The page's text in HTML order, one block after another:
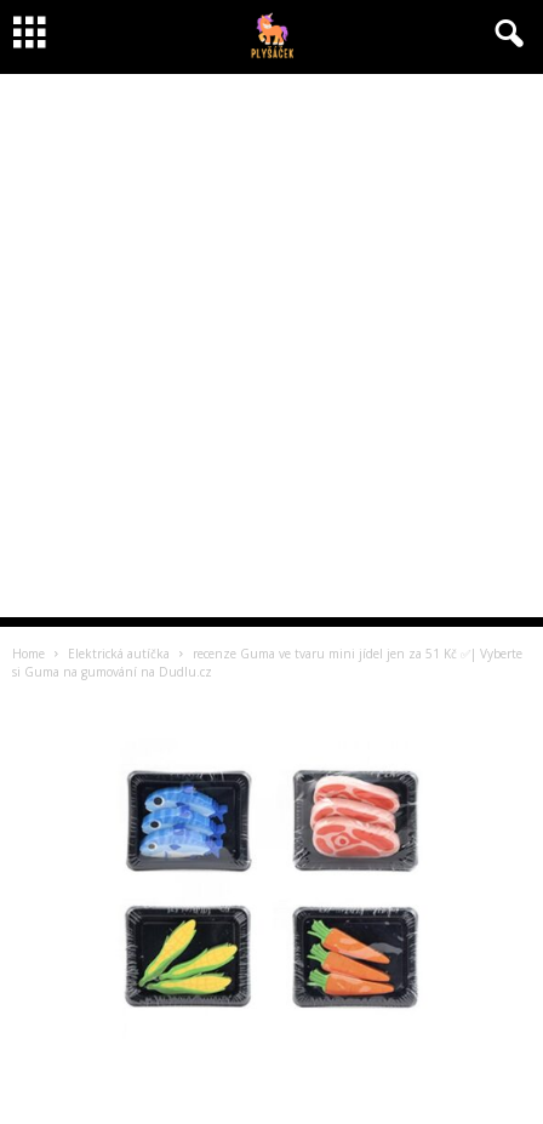
Home Elektrická autíčka
recenze Guma ve tvaru mini jídel jen za 51 Kč ✅| Vyberte
si Guma na gumování na Dudlu.cz